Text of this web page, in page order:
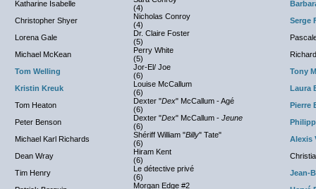
Katharine Isabelle
(4)
Christopher Shyer
Nicholas Conroy
(4)
Serge
Lorena Gale
Dr. Claire Foster
(5)
Michael McKean
Perry White
(5)
Tom Welling
Jor-El/ Joe
(6)
Tony
Kristin Kreuk
Louise McCallum
(6)
Laura
Tom Heaton
Dexter "Dex" McCallum - Agé
(6)
Pierre
Peter Benson
Dexter "Dex" McCallum - Jeune
(6)
Michael Karl Richards
Shériff William "Billy" Tate"
(6)
Alexis
Dean Wray
Hiram Kent
(6)
Tim Henry
Le détective privé
(6)
Jean-
Morgan Edge #2